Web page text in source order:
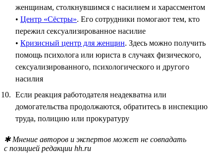
женщинам, столкнувшимся с насилием и харассментом
• Центр «Сёстры». Его сотрудники помогают тем, кто
пережил сексуализированное насилие
• Кризисный центр для женщин. Здесь можно получить
помощь психолога или юриста в случаях физического,
сексуализированного, психологического и другого
насилия
Если реакция работодателя неадекватна или
домогательства продолжаются, обратитесь в инспекцию
труда, полицию или прокуратуру
✱ Мнение авторов и экспертов может не совпадать
с позицией редакции hh.ru